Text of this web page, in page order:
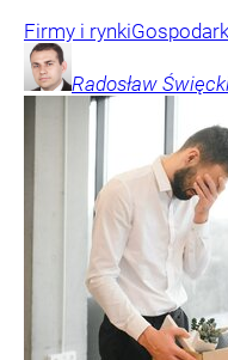
Firmy i rynki
Radosław